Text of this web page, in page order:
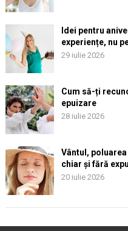
Idei pentru
experiențe, nu
29 iulie 2026
Cum să-ți
epuizare
28 iulie 2026
Vântul,
chiar și fără
20 iulie 2026